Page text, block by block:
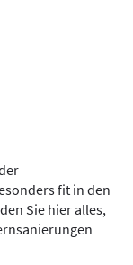
fit in den
Sie hier alles,